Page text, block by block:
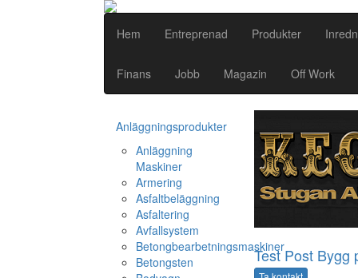
Hem Entreprenad Produkter
Finans Jobb Magazin Off Work
Anläggningsprodukter
Anläggning
Maskiner
Armering
Asfaltbeläggning
Asfaltering
Avfallsystem
Betongbearbetningsmaskiner
Betongsten
Test Post Bygg